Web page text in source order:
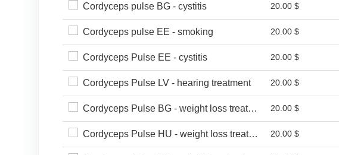
Cordyceps pulse BG - cystitis 20.00 $
Cordyceps pulse EE - smoking 20.00 $
Cordyceps Pulse EE - cystitis 20.00 $
Cordyceps Pulse LV - hearing treatment 20.00 $
Cordyceps Pulse BG - weight loss treatment 20.00 $
Cordyceps Pulse HU - weight loss treatment 20.00 $